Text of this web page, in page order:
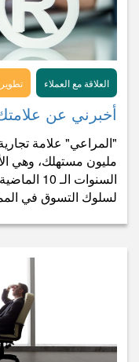
العلاقة مع العملاء
أخبرني عن
مليون مستهلك، وهي
السنوات
لسلوك التسوق في